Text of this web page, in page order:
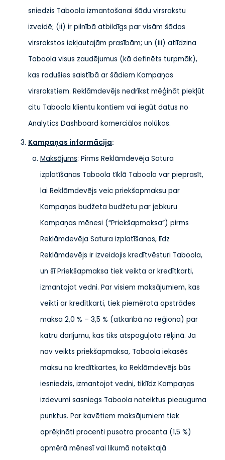
sniedzis Taboola izmantošanai šādu virsrakstu
izveidē; (ii) ir pilnībā atbildīgs par visām šādos
virsrakstos iekļautajām prasībām; un (iii) atlīdzina
Taboola visus zaudējumus (kā definēts turpmāk),
kas radušies saistībā ar šādiem Kampaņas
virsrakstiem. Reklāmdevējs nedrīkst mēģināt piekļūt
citu Taboola klientu kontiem vai iegūt datus no
Analytics Dashboard komerciālos nolūkos.
Kampaņas informācija:
Maksājums: Pirms Reklāmdevēja Satura
izplatīšanas Taboola tīklā Taboola var pieprasīt,
lai Reklāmdevējs veic priekšapmaksu par
Kampaņas budžeta budžetu par jebkuru
Kampaņas mēnesi (“Priekšapmaksa”) pirms
Reklāmdevēja Satura izplatīšanas, līdz
Reklāmdevējs ir izveidojis kredītvēsturi Taboola,
un šī Priekšapmaksa tiek veikta ar kredītkarti,
izmantojot vedni. Par visiem maksājumiem, kas
veikti ar kredītkarti, tiek piemērota apstrādes
maksa 2,0 % – 3,5 % (atkarībā no reģiona) par
katru darījumu, kas tiks atspoguļota rēķinā. Ja
nav veikts priekšapmaksa, Taboola iekasēs
maksu no kredītkartes, ko Reklāmdevējs būs
iesniedzis, izmantojot vedni, tiklīdz Kampaņas
izdevumi sasniegs Taboola noteiktus pieauguma
punktus. Par kavētiem maksājumiem tiek
aprēķināti procenti pusotra procenta (1,5 %)
apmērā mēnesī vai likumā noteiktajā